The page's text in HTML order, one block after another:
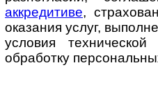
аккредитиве,
оказания услуг,
условия
обработку